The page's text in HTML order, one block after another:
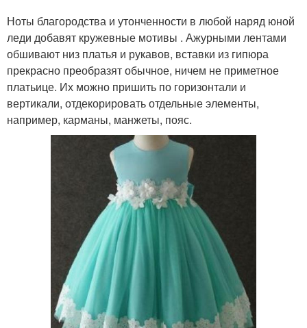
Ноты благородства и утонченности в любой наряд юной
леди добавят кружевные мотивы . Ажурными лентами
обшивают низ платья и рукавов, вставки из гипюра
прекрасно преобразят обычное, ничем не приметное
платьице. Их можно пришить по горизонтали и
вертикали, отдекорировать отдельные элементы,
например, карманы, манжеты, пояс.